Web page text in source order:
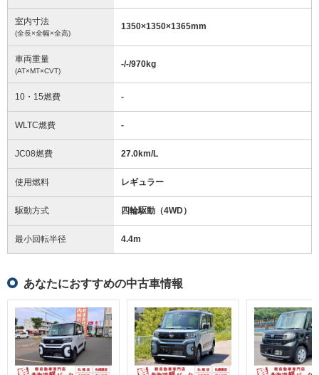
室内寸法
(全長×全幅×全高)
1350×1350×1365mm
車両重量
(AT×MT×CVT)
-/-/970kg
10・15燃費 -
WLTC燃費 -
JC08燃費 27.0km/L
使用燃料 レギュラー
駆動方式 四輪駆動（4WD）
最小回転半径 4.4m
あなたにおすすめの中古車情報